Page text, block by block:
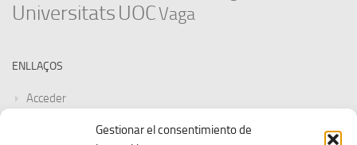
Gestionar el consentimiento de
UniversitatsUOCVaga
ENLLAÇOS
Acceder
Feed de entradas